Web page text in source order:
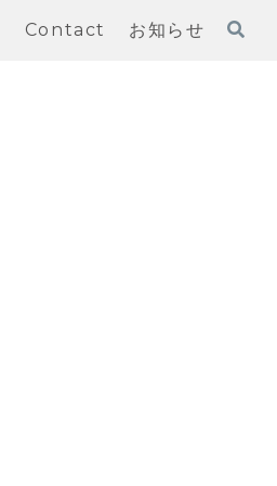
Contact お知らせ